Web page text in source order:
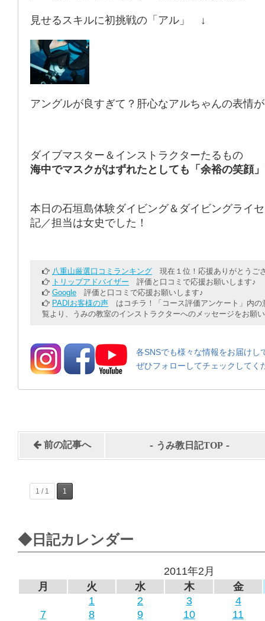
見せるスキルに初挑戦の「アル」 ↓
アングルが良すぎて？肝心なアルちゃんの表情
ダイブマスター＆インストラクターたるもの
海中でマスクがはずれたとしても「余裕の笑顔
本日の石垣島体験ダイビング＆ダイビングライ
記／担当は女史でした！
八重山厳選口コミランキング 現在１位！応援ありがとうご
トリップアドバイザー 評価と口コミで応援お願いします♪
Google 評価と口コミで応援お願いします♪
PADIお客様の声 はコチラ！「コース評価アンケート」内の
覧より、うみの教室のインストラクターへのメッセージをお願
各SNSでも様々な情報をお届けし
ぜひフォローしてチェックしてく
前の記事へ - うみ教日記TOP -
1 / 1 1
◆日記カレンダー
2011年2月
月
火 水 木
金
1
2 3
4
7
8 9 10
11